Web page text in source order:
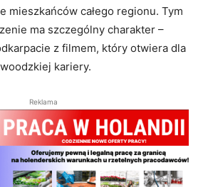
mieszkańców całego regionu. Tym
ma szczególny charakter –
z filmem, który otwiera dla
kariery.
Reklama